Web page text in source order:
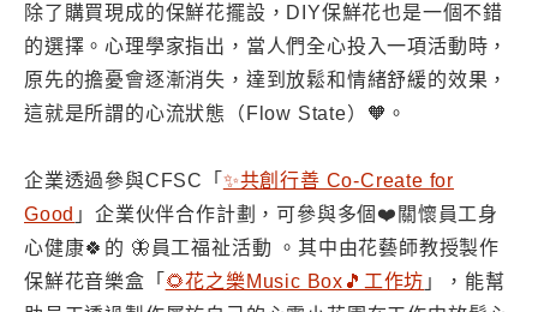
除了購買現成的保鮮花擺設，DIY保鮮花也是一個不錯
的選擇。心理學家指出，當人們全心投入一項活動時，
原先的擔憂會逐漸消失，達到放鬆和情緒舒緩的效果，
這就是所謂的心流狀態（Flow State）🧡。
企業透過參與CFSC「 ✨共創行善 Co-Create for
Good 」企業伙伴合作計劃，可參與多個❤️關懷員工身
心健康🍀的 🦋員工福祉活動 。其中由花藝師教授製作
保鮮花音樂盒「 🌻花之樂Music Box🎵工作坊 」，能幫